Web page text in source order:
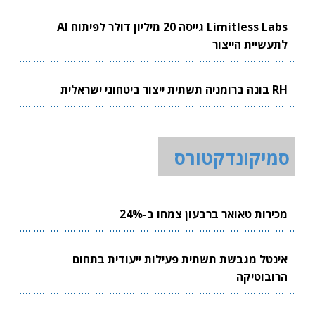
Limitless Labs גייסה 20 מיליון דולר לפיתוח AI
לתעשיית הייצור
RH בונה ברומניה תשתית ייצור ביטחוני ישראלית
סמיקונדקטורס
מכירות טאואר ברבעון צמחו ב-24%
אינטל מגבשת תשתית פעילות ייעודית בתחום
הרובוטיקה